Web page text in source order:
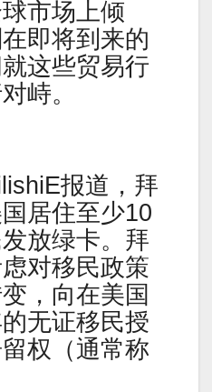
市场上倾
即将到来的
这些贸易行
峙。
报道，拜
居住至少10
放绿卡。拜
对移民政策
，向在美国
无证移民授
权（通常称